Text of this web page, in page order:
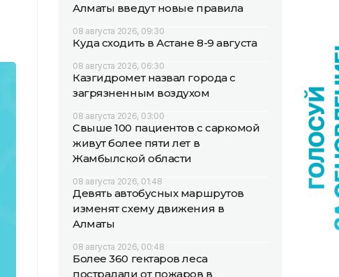
Алматы введут новые правила
08 августа 2026, 09:30
Куда сходить в Астане 8-9 августа
08 августа 2026, 06:30
Казгидромет назвал города с
загрязненным воздухом
08 августа 2026, 03:00
Свыше 100 пациентов с саркомой
живут более пяти лет в
Жамбылской области
08 августа 2026, 01:48
Девять автобусных маршрутов
изменят схему движения в
Алматы
08 августа 2026, 00:48
Более 360 гектаров леса
пострадали от пожаров в